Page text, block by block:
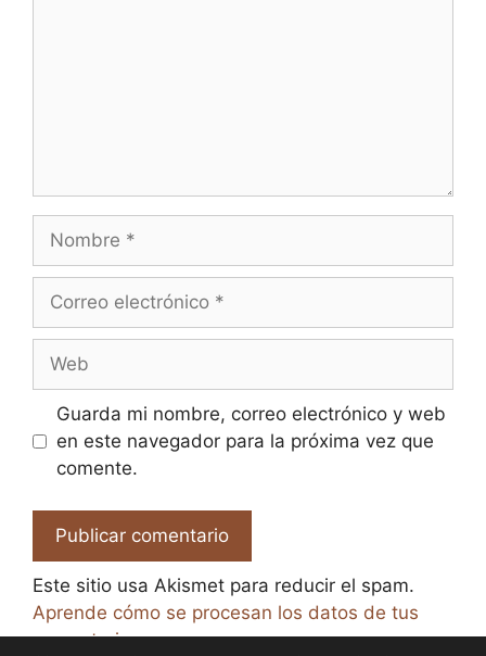
Nombre
Correo
Web
Guarda mi nombre, correo electrónico y web
en este navegador para la próxima vez que
comente.
Este sitio usa Akismet para reducir el spam.
Aprende cómo se procesan los datos de tus
comentarios.